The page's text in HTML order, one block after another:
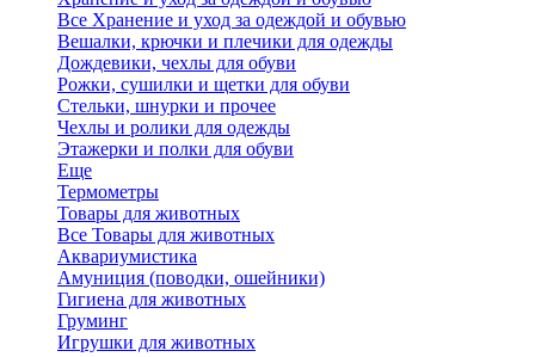
Все Хранение и уход за одеждой и обувью
Вешалки, крючки и плечики для одежды
Дождевики, чехлы для обуви
Рожки, сушилки и щетки для обуви
Стельки, шнурки и прочее
Чехлы и ролики для одежды
Этажерки и полки для обуви
Еще
Термометры
Товары для животных
Все Товары для животных
Аквариумистика
Амуниция (поводки, ошейники)
Гигиена для животных
Груминг
Игрушки для животных